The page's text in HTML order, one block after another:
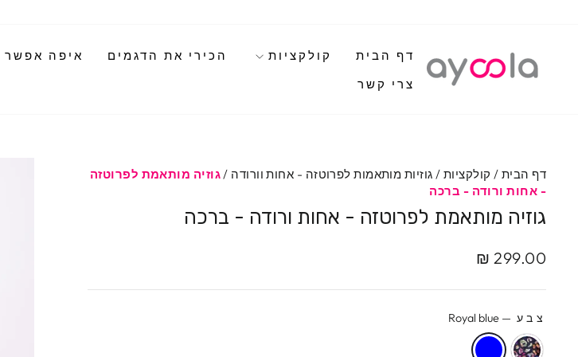
דף הבית קולקציות הכירי את הדגמים איפה אפשר
צרי קשר
דף הבית / קולקציות / גוזיות מותאמות לפרוטזה - אחות וורודה /גוזיה מותאמת לפרוטזה
- אחות ורודה - ברכה
גוזיה מותאמת לפרוטזה - אחות ורודה - ברכה
מחיר
299.00 ₪
צבע —
Royal blue